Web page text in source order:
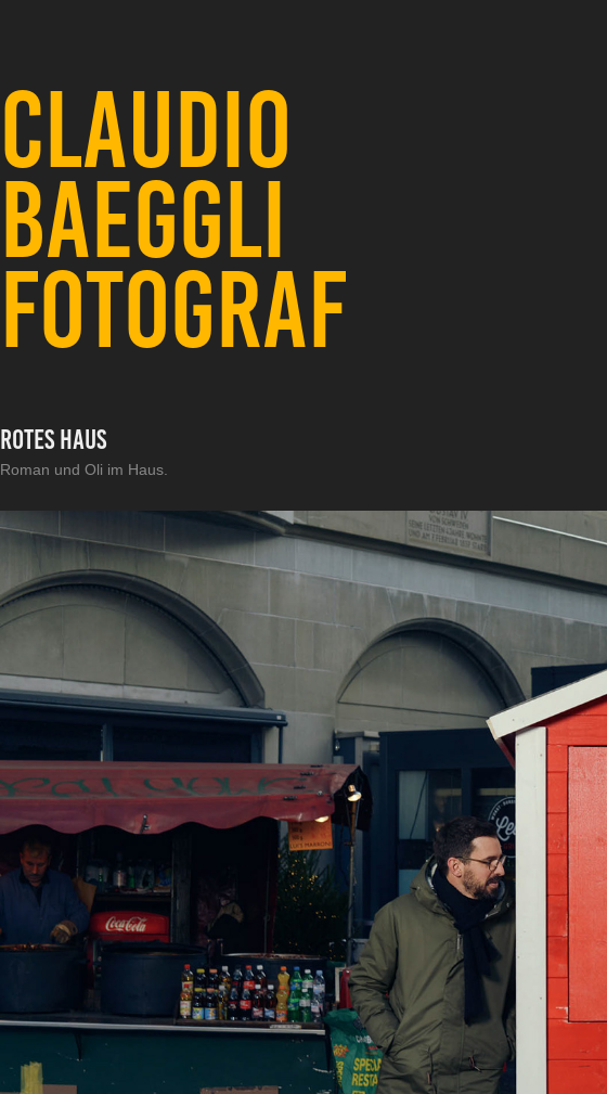
CLAUDIO
BAEGGLI
FOTOGRAF
Rotes Haus
Roman und Oli im Haus.